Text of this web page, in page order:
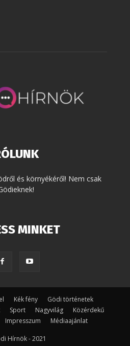
és környékéről! Nem csak
MINKET
Kék fény
Gödi történetek
Sport Nagyvilág
Közérdekű
Impresszum Médiaajánlat
Hírnök - 2021